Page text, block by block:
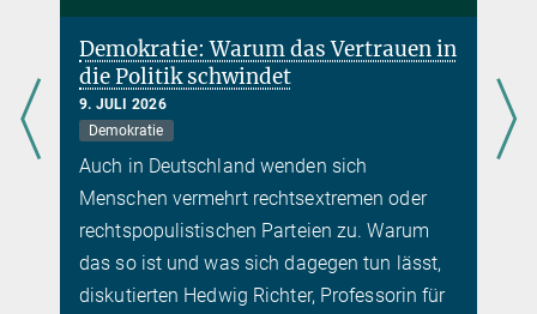
Demokratie: Warum das Vertrauen in
die Politik schwindet
9. JULI 2026
Demokratie
Auch in Deutschland wenden sich
Menschen vermehrt rechtsextremen oder
rechtspopulistischen Parteien zu. Warum
das so ist und was sich dagegen tun lässt,
diskutierten Hedwig Richter, Professorin für